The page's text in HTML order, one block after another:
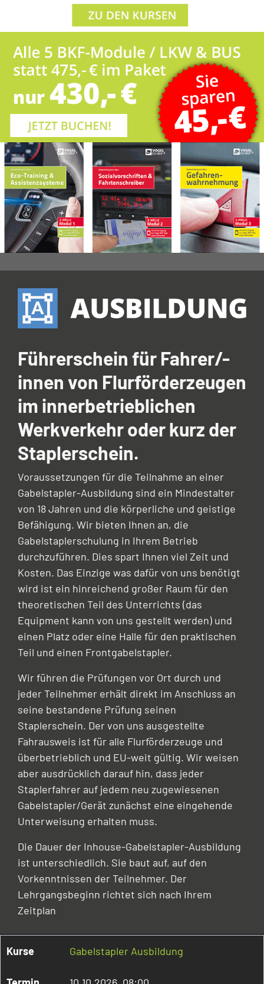
Führerschein für Fahrer/-
innen von Flurförderzeugen
im innerbetrieblichen
Werkverkehr oder kurz der
Staplerschein.
Voraussetzungen für die Teilnahme an einer
Gabelstapler-Ausbildung sind ein Mindestalter
von 18 Jahren und die körperliche und geistige
Befähigung. Wir bieten Ihnen an, die
Gabelstaplerschulung in Ihrem Betrieb
durchzuführen. Dies spart Ihnen viel Zeit und
Kosten. Das Einzige was dafür von uns benötigt
wird ist ein hinreichend großer Raum für den
theoretischen Teil des Unterrichts (das
Equipment kann von uns gestellt werden) und
einen Platz oder eine Halle für den praktischen
Teil und einen Frontgabelstapler.
Wir führen die Prüfungen vor Ort durch und
jeder Teilnehmer erhält direkt im Anschluss an
seine bestandene Prüfung seinen
Staplerschein. Der von uns ausgestellte
Fahrausweis ist für alle Flurförderzeuge und
überbetrieblich und EU-weit gültig. Wir weisen
aber ausdrücklich darauf hin, dass jeder
Staplerfahrer auf jedem neu zugewiesenen
Gabelstapler/Gerät zunächst eine eingehende
Unterweisung erhalten muss.
Die Dauer der Inhouse-Gabelstapler-Ausbildung
ist unterschiedlich. Sie baut auf, auf den
Vorkenntnissen der Teilnehmer. Der
Lehrgangsbeginn richtet sich nach Ihrem
Zeitplan
Gabelstapler Ausbildung